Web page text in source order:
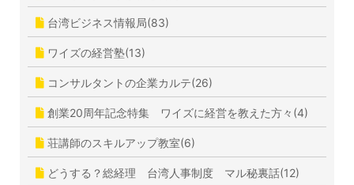
台湾ビジネス情報局(83)
ワイズの経営塾(13)
コンサルタントの企業カルテ(26)
創業20周年記念特集 ワイズに経営を教えた方々(4)
荘講師のスキルアップ教室(6)
どうする？総経理 台湾人事制度 マル秘裏話(12)